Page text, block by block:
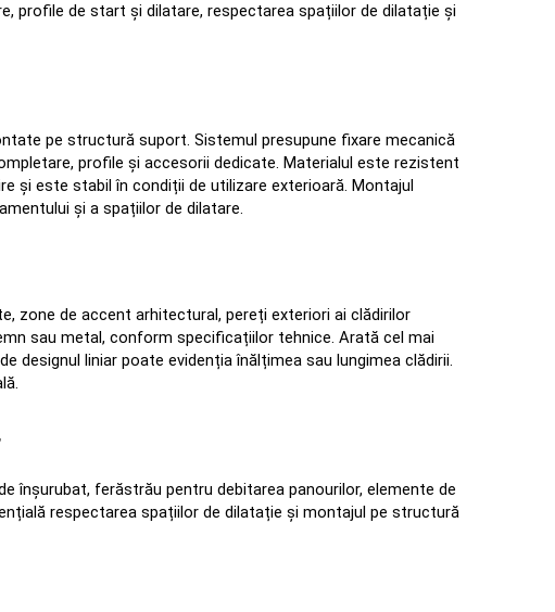
profile de start și dilatare, respectarea spațiilor de dilatație și
pe structură suport. Sistemul presupune fixare mecanică
profile și accesorii dedicate. Materialul este rezistent
și este stabil în condiții de utilizare exterioară. Montajul
și a spațiilor de dilatare.
zone de accent arhitectural, pereți exteriori ai clădirilor
sau metal, conform specificațiilor tehnice. Arată cel mai
designul liniar poate evidenția înălțimea sau lungimea clădirii.
înșurubat, ferăstrău pentru debitarea panourilor, elemente de
respectarea spațiilor de dilatație și montajul pe structură